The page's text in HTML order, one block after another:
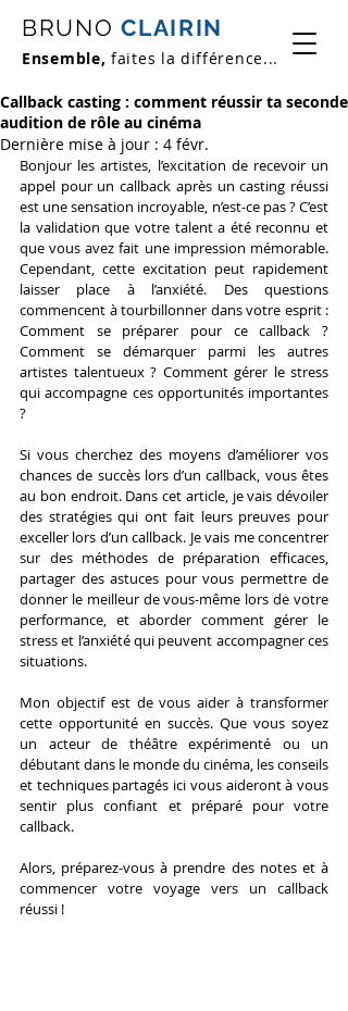
BRUNO CLAIRIN
Ensemble, faites la différence...
Callback casting : comment réussir ta seconde
audition de rôle au cinéma
Dernière mise à jour : 4 févr.
Bonjour les artistes, l’excitation de recevoir un
appel pour un callback après un casting réussi
est une sensation incroyable, n’est-ce pas ? C’est
la validation que votre talent a été reconnu et
que vous avez fait une impression mémorable.
Cependant, cette excitation peut rapidement
laisser place à l’anxiété. Des questions
commencent à tourbillonner dans votre esprit :
Comment se préparer pour ce callback ?
Comment se démarquer parmi les autres
artistes talentueux ? Comment gérer le stress
qui accompagne ces opportunités importantes
?
Si vous cherchez des moyens d’améliorer vos
chances de succès lors d’un callback, vous êtes
au bon endroit. Dans cet article, je vais dévoiler
des stratégies qui ont fait leurs preuves pour
exceller lors d’un callback. Je vais me concentrer
sur des méthodes de préparation efficaces,
partager des astuces pour vous permettre de
donner le meilleur de vous-même lors de votre
performance, et aborder comment gérer le
stress et l’anxiété qui peuvent accompagner ces
situations.
Mon objectif est de vous aider à transformer
cette opportunité en succès. Que vous soyez
un acteur de théâtre expérimenté ou un
débutant dans le monde du cinéma, les conseils
et techniques partagés ici vous aideront à vous
sentir plus confiant et préparé pour votre
callback.
Alors, préparez-vous à prendre des notes et à
commencer votre voyage vers un callback
réussi !